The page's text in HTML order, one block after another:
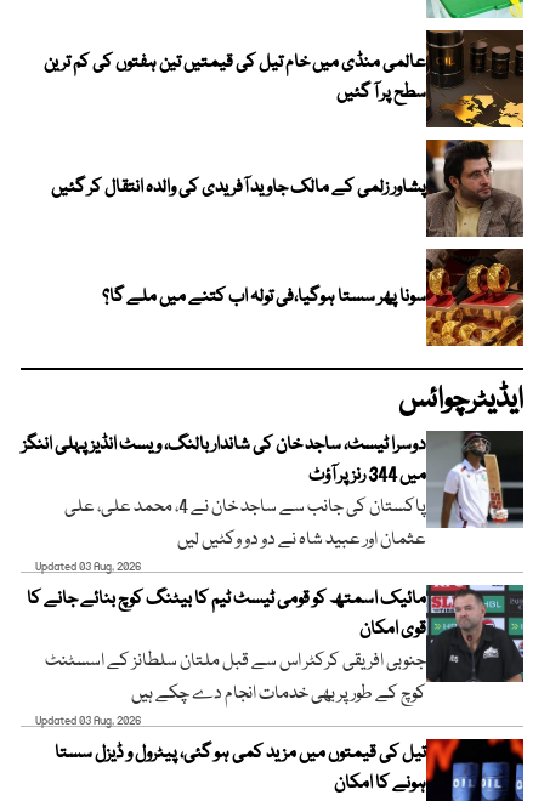
عالمی منڈی میں خام تیل کی قیمتیں تین ہفتوں کی کم ترین
سطح پر آ گئیں
پشاور زلمی کے مالک جاوید آفریدی کی والدہ انتقال کر گئیں
سونا پھر سستا ہوگیا،فی تولہ اب کتنے میں ملے گا؟
ایڈیٹرچوائس
دوسرا ٹیسٹ، ساجد خان کی شاندار بالنگ، ویسٹ انڈیز پہلی اننگز
میں 344 رنز پر آؤٹ
پاکستان کی جانب سے ساجد خان نے 4، محمد علی، علی
عثمان اور عبید شاہ نے دو دو وکٹیں لیں
Updated 03 Aug, 2026
مائیک اسمتھ کو قومی ٹیسٹ ٹیم کا بیٹنگ کوچ بنائے جانے کا
قوی امکان
جنوبی افریقی کرکٹر اس سے قبل ملتان سلطانز کے اسسٹنٹ
کوچ کے طور پر بھی خدمات انجام دے چکے ہیں
Updated 03 Aug, 2026
تیل کی قیمتوں میں مزید کمی ہو گئی، پیٹرول و ڈیزل سستا
ہونے کا امکان